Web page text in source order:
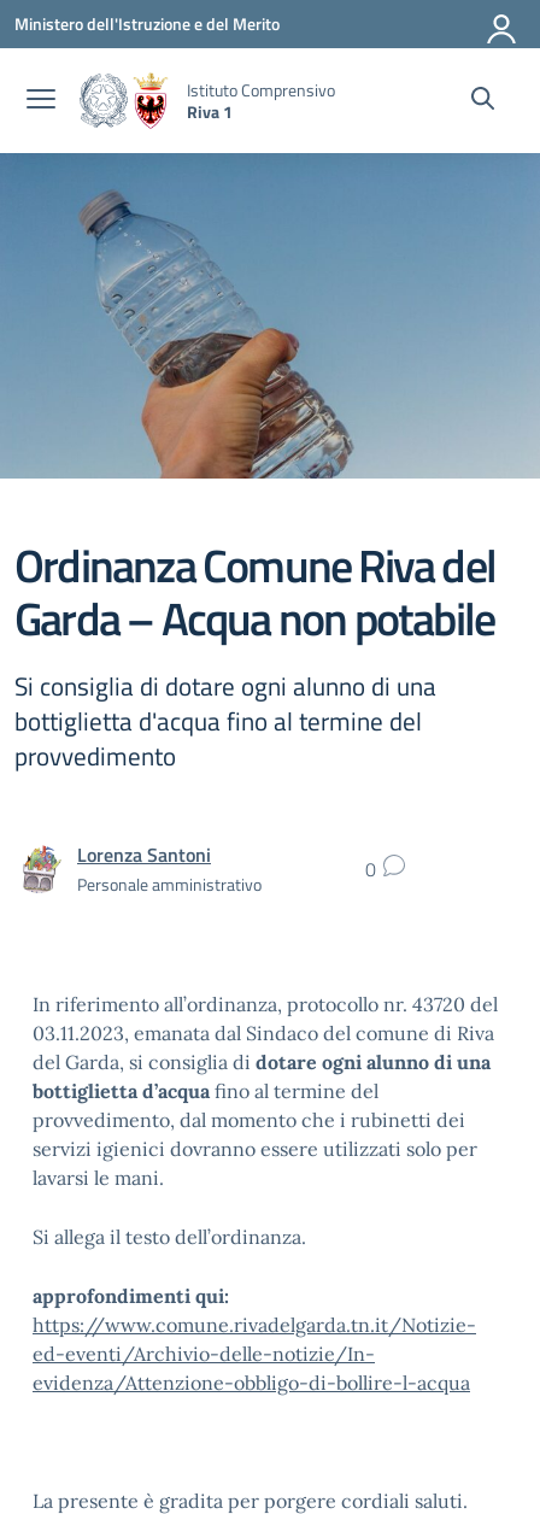
Vai ai contenuti
Vai al menu di navigazione
Vai al footer
Ministero dell'Istruzione e del Merito
Istituto Comprensivo
Riva 1
Ordinanza Comune Riva del
Garda – Acqua non potabile
Si consiglia di dotare ogni alunno di una
bottiglietta d'acqua fino al termine del
provvedimento
Lorenza Santoni
Personale amministrativo 0
In riferimento all’ordinanza, protocollo nr. 43720 del
03.11.2023, emanata dal Sindaco del comune di Riva
del Garda, si consiglia di dotare ogni alunno di una
bottiglietta d’acquafino al termine del
provvedimento, dal momento che i rubinetti dei
servizi igienici dovranno essere utilizzati solo per
lavarsi le mani.
Si allega il testo dell’ordinanza.
approfondimenti qui:
https://www.comune.rivadelgarda.tn.it/Notizie-
ed-eventi/Archivio-delle-notizie/In-
evidenza/Attenzione-obbligo-di-bollire-l-acqua
La presente è gradita per porgere cordiali saluti.